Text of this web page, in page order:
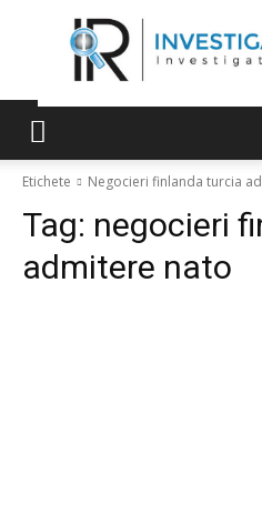
Etichete Negocieri finlanda turcia
Tag: negocieri
admitere nato